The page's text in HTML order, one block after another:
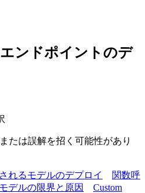
ンドポイントのデ
たは誤解を招く可能性があり
れるモデルのデプロイ
関数呼
デルの限界と原因
Custom